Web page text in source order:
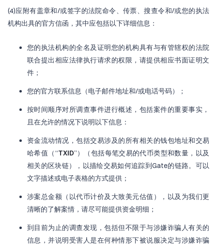
(4)应附有盖章和/或签字的法院命令、传票、搜查令和/或您的执法
机构出具的官方信函，其中应包括以下详细信息：
您的执法机构的全名及证明您的机构具有与有管辖权的法院
联合提出相应法律执行请求的权限，请提供相应书面证明文
件；
您的官方联系信息（电子邮件地址和/或电话号码）；
按时间顺序对所调查事件进行概述，包括案件的重要事实，
且在允许的情况下说明以下信息：
资金流动情况，包括交易涉及的所有相关的钱包地址和交易
哈希值（“TXID”）（包括每笔交易的代币类型和数量，以及
相关的区块链），以描绘交易如何追踪到Gate的链路。可以
文字描述或电子表格的方式提供；
涉案总金额（以代币计价及大致美元估值），以及为我们更
清晰的了解案情，请尽可能提供资金明细；
到目前为止的调查发现，包括但不限于与涉嫌诈骗人有关的
信息，并说明受害人是在何种情形下被说服决定与涉嫌诈骗